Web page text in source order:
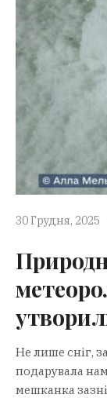
30 Грудня, 2025
Не лише сніг,
подарувала
мешканка